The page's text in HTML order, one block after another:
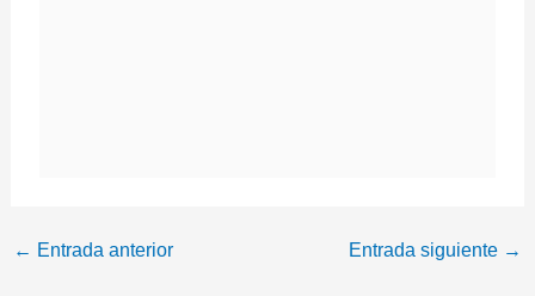
← Entrada anterior Entrada siguiente →